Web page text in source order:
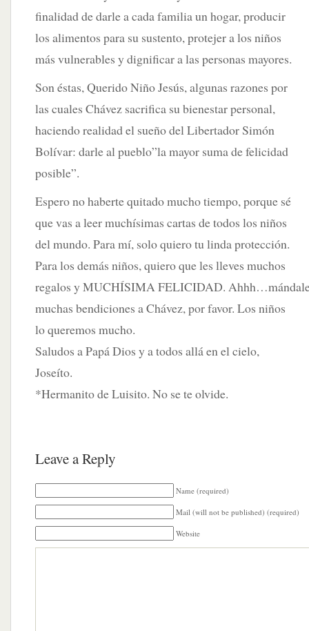
finalidad de darle a cada familia un hogar, producir
los alimentos para su sustento, protejer a los niños
más vulnerables y dignificar a las personas mayores.
Son éstas, Querido Niño Jesús, algunas razones por
las cuales Chávez sacrifica su bienestar personal,
haciendo realidad el sueño del Libertador Simón
Bolívar: darle al pueblo”la mayor suma de felicidad
posible”.
Espero no haberte quitado mucho tiempo, porque sé
que vas a leer muchísimas cartas de todos los niños
del mundo. Para mí, solo quiero tu linda protección.
Para los demás niños, quiero que les lleves muchos
regalos y MUCHÍSIMA FELICIDAD.
muchas bendiciones a Chávez, por favor. Los niños
lo queremos mucho.
Saludos a Papá Dios y a todos allá en el cielo,
Joseíto.
*Hermanito de Luisito. No se te olvide.
Leave a Reply
Name (required)
Mail (will not be published) (required)
Website